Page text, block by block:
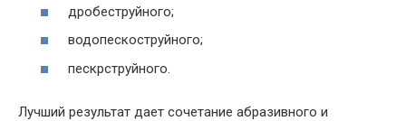
дробеструйного;
водопескоструйного;
пескрструйного.
Лучший результат дает сочетание абразивного и